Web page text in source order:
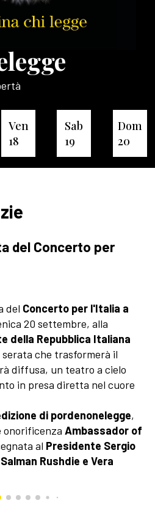
Ven
18
Sab
19
Dom
20
del Concerto per
del Concerto per l'Italia a
20 settembre, alla
della Repubblica Italiana
serata che trasformerà il
diffusa, un teatro a cielo
in presa diretta nel cuore
di pordenonelegge,
onorificenza Ambassador of
al Presidente Sergio
Salman Rushdie e Vera